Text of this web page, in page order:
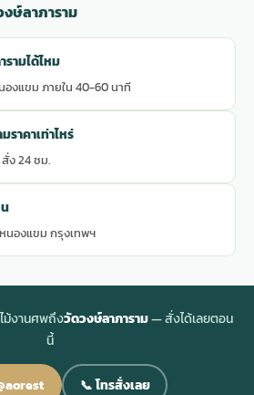
ษ์ลาภาราม
ามได้ไหม
องแขม ภายใน 40-60 นาที
ราคาเท่าไหร่
ง 24 ชม.
นองแขม กรุงเทพฯ
ม้งานศพถึงวัดวงษ์ลาภาราม— สั่งได้เลยตอน
นี้
📞 โทรสั่งเลย